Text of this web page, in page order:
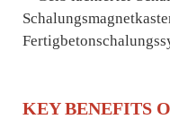
KEY BENEFITS